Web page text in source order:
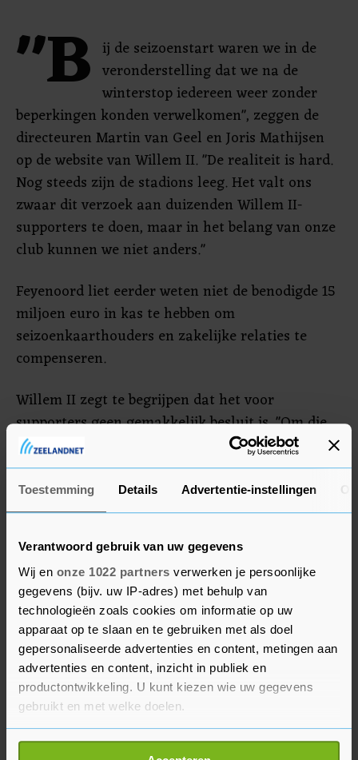
Toestemming Details Advertentie-instellingen
Verantwoord gebruik van uw gegevens
Wij en onze 1022 partners verwerken je persoonlijke
gegevens (bijv. uw IP-adres) met behulp van
technologieën zoals cookies om informatie op uw
apparaat op te slaan en te gebruiken met als doel
gepersonaliseerde advertenties en content, metingen aan
advertenties en content, inzicht in publiek en
productontwikkeling. U kunt kiezen wie uw gegevens
gebruikt en met welke doelen.
Als u het toestaat, willen we ook graag:
"B ij de seizoenstart waren we in de
veronderstelling dat we na de
winterstop iedereen weer zonder
beperkingen konden verwelkomen", zeggen de
directeuren Martin van Geel en Joris Mathijsen
op de website van Willem II. "De realiteit is hard.
Nog steeds zijn de stadions leeg. Het valt ons
zwaar dit verzoek aan duizenden Willem II-
supporters te doen, maar in het belang van onze
club kunnen we niet anders."
Feyenoord liet eerder weten niet de benodigde 15
miljoen euro in kas te hebben om
seizoenkaarthouders en zakelijke relaties te
compenseren.
Willem II zegt te begrijpen dat het voor
supporters geen gemakkelijk besluit is. "Om die
reden bieden we verschillende opties aan.
Seizoenkaarthouders kunnen volledig, voor de
helft en niet afzien van de tegemoetkoming."